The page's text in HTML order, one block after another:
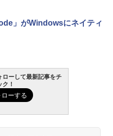
」がWindowsにネイティ
ローして最新記事をチ
ク！